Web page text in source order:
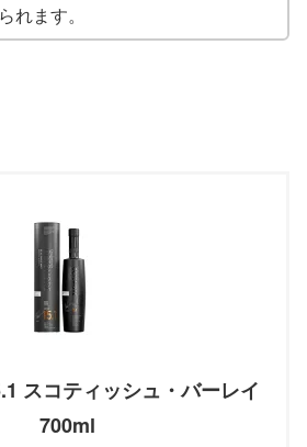
れます。
スコティッシュ・バーレイ
700ml